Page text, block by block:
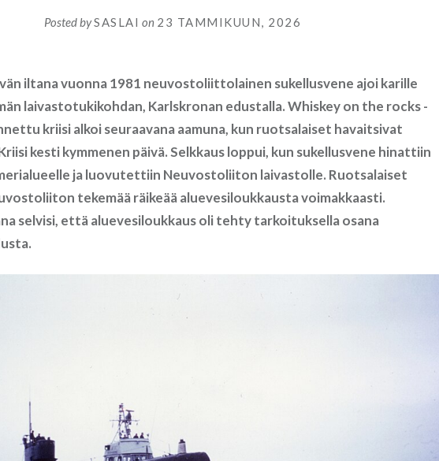
Posted bySASLAI on 23 TAMMIKUUN, 2026
iltana vuonna 1981 neuvostoliittolainen sukellusvene ajoi karille
laivastotukikohdan, Karlskronan edustalla. Whiskey on the rocks -
kriisi alkoi seuraavana aamuna, kun ruotsalaiset havaitsivat
kesti kymmenen päivä. Selkkaus loppui, kun sukellusvene hinattiin
ja luovutettiin Neuvostoliiton laivastolle. Ruotsalaiset
tekemää räikeää aluevesiloukkausta voimakkaasti.
selvisi, että aluevesiloukkaus oli tehty tarkoituksella osana